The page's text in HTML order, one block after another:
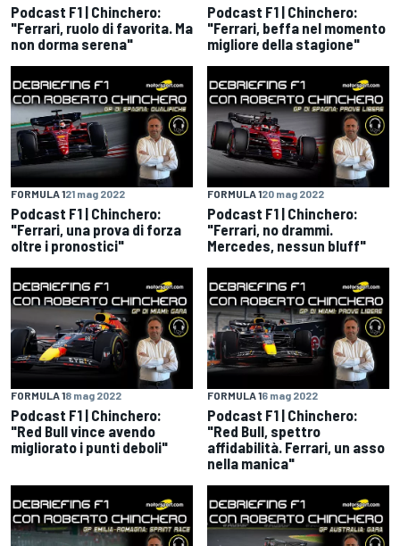
Podcast F1 | Chinchero:
"Ferrari, ruolo di favorita. Ma
non dorma serena"
Podcast F1 | Chinchero:
"Ferrari, beffa nel momento
migliore della stagione"
FORMULA 121 mag 2022
Podcast F1 | Chinchero:
"Ferrari, una prova di forza
oltre i pronostici"
FORMULA 120 mag 2022
Podcast F1 | Chinchero:
"Ferrari, no drammi.
Mercedes, nessun bluff"
FORMULA 18 mag 2022
Podcast F1 | Chinchero:
"Red Bull vince avendo
migliorato i punti deboli"
FORMULA 16 mag 2022
Podcast F1 | Chinchero:
"Red Bull, spettro
affidabilità. Ferrari, un asso
nella manica"